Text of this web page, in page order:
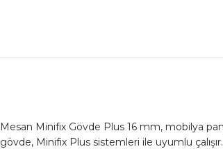
Mesan Minifix Gövde Plus 16 mm, mobilya
gövde, Minifix Plus sistemleri ile uyumlu